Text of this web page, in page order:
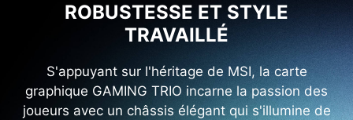
ROBUSTESSE ET STYLE
TRAVAILLÉ
S'appuyant sur l'héritage de MSI, la carte
graphique GAMING TRIO incarne la passion des
joueurs avec un châssis élégant qui s'illumine de